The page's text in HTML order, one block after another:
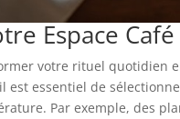
Espace Café
votre rituel quotidien
essentiel de
Par exemple, des